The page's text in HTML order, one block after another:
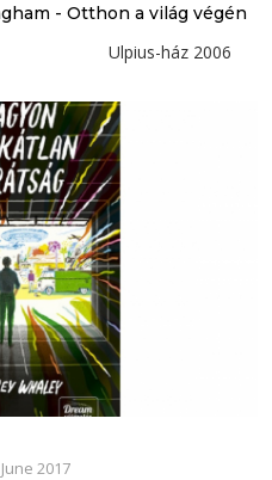
- Otthon a világ végén
ház 2006
2017